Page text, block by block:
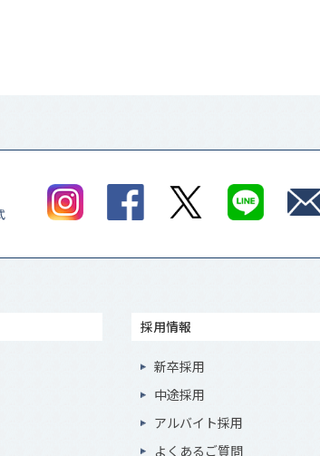
採用情報
新卒採用
中途採用
アルバイト採用
よくあるご質問